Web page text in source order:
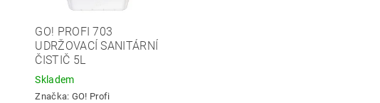
GO! PROFI 703
UDRŽOVACÍ SANITÁRNÍ
ČISTIČ 5L
Skladem
Značka: GO! Profi